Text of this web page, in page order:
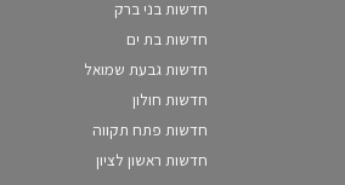
חדשות בני ברק
חדשות בת ים
חדשות גבעת שמואל
חדשות חולון
חדשות פתח תקווה
חדשות ראשון לציון